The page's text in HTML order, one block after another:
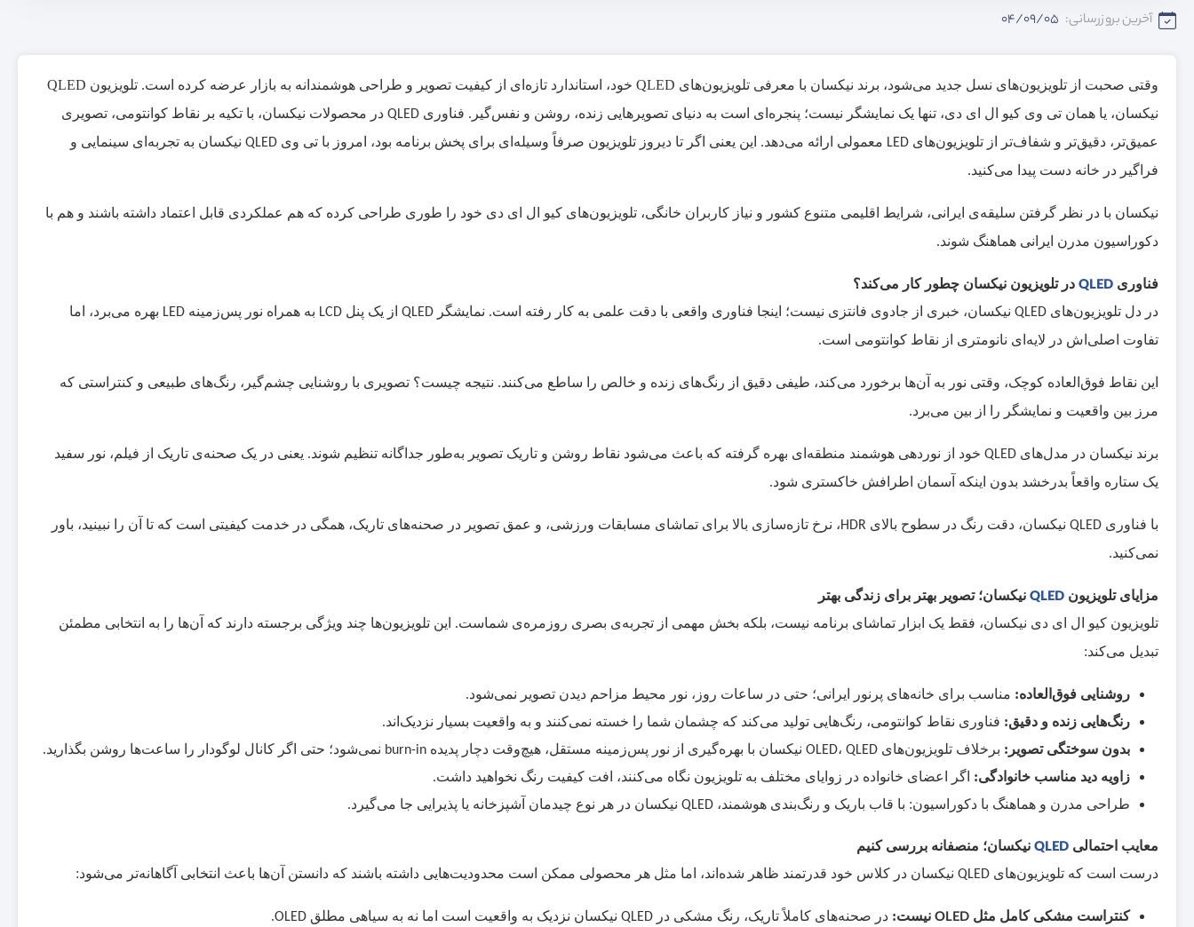
آخرین بروزرسانی: 04/09/05
وقتی صحبت از تلویزیون‌های نسل جدید می‌شود، برند نیکسان با معرفی تلویزیون‌های QLED خود، استاندارد تازه‌ای از کیفیت تصویر و طراحی هوشمندانه به بازار عرضه کرده است. تلویزیون QLED
نیکسان، یا همان تی وی کیو ال ای دی، تنها یک نمایشگر نیست؛ پنجره‌ای است به دنیای تصویرهایی زنده، روشن و نفس‌گیر. فناوری QLED در محصولات نیکسان، با تکیه بر نقاط کوانتومی، تصویری
عمیق‌تر، دقیق‌تر و شفاف‌تر از تلویزیون‌های LED معمولی ارائه می‌دهد. این یعنی اگر تا دیروز تلویزیون صرفاً وسیله‌ای برای پخش برنامه بود، امروز با تی وی QLED نیکسان به تجربه‌ای سینمایی و
فراگیر در خانه دست پیدا می‌کنید.
نیکسان با در نظر گرفتن سلیقه‌ی ایرانی، شرایط اقلیمی متنوع کشور و نیاز کاربران خانگی، تلویزیون‌های کیو ال ای دی خود را طوری طراحی کرده که هم عملکردی قابل اعتماد داشته باشند و هم با
دکوراسیون مدرن ایرانی هماهنگ شوند.
فناوری QLED در تلویزیون نیکسان چطور کار می‌کند؟
در دل تلویزیون‌های QLED نیکسان، خبری از جادوی فانتزی نیست؛ اینجا فناوری واقعی با دقت علمی به کار رفته است. نمایشگر QLED از یک پنل LCD به همراه نور پس‌زمینه LED بهره می‌برد، اما
تفاوت اصلی‌اش در لایه‌ای نانومتری از نقاط کوانتومی است.
این نقاط فوق‌العاده کوچک، وقتی نور به آن‌ها برخورد می‌کند، طیفی دقیق از رنگ‌های زنده و خالص را ساطع می‌کنند. نتیجه چیست؟ تصویری با روشنایی چشم‌گیر، رنگ‌های طبیعی و کنتراستی که
مرز بین واقعیت و نمایشگر را از بین می‌برد.
برند نیکسان در مدل‌های QLED خود از نوردهی هوشمند منطقه‌ای بهره گرفته که باعث می‌شود نقاط روشن و تاریک تصویر به‌طور جداگانه تنظیم شوند. یعنی در یک صحنه‌ی تاریک از فیلم، نور سفید
یک ستاره واقعاً بدرخشد بدون اینکه آسمان اطرافش خاکستری شود.
با فناوری QLED نیکسان، دقت رنگ در سطوح بالای HDR، نرخ تازه‌سازی بالا برای تماشای مسابقات ورزشی، و عمق تصویر در صحنه‌های تاریک، همگی در خدمت کیفیتی است که تا آن را نبینید، باور
نمی‌کنید.
مزایای تلویزیون QLED نیکسان؛ تصویر بهتر برای زندگی بهتر
تلویزیون کیو ال ای دی نیکسان، فقط یک ابزار تماشای برنامه نیست، بلکه بخش مهمی از تجربه‌ی بصری روزمره‌ی شماست. این تلویزیون‌ها چند ویژگی برجسته دارند که آن‌ها را به انتخابی مطمئن
تبدیل می‌کند:
روشنایی فوق‌العاده: مناسب برای خانه‌های پرنور ایرانی؛ حتی در ساعات روز، نور محیط مزاحم دیدن تصویر نمی‌شود.
رنگ‌هایی زنده و دقیق: فناوری نقاط کوانتومی، رنگ‌هایی تولید می‌کند که چشمان شما را خسته نمی‌کنند و به واقعیت بسیار نزدیک‌اند.
بدون سوختگی تصویر: برخلاف تلویزیون‌های OLED، QLED نیکسان با بهره‌گیری از نور پس‌زمینه مستقل، هیچ‌وقت دچار پدیده burn-in نمی‌شود؛ حتی اگر کانال لوگو‌دار را ساعت‌ها روشن بگذارید.
زاویه دید مناسب خانوادگی: اگر اعضای خانواده در زوایای مختلف به تلویزیون نگاه می‌کنند، افت کیفیت رنگ نخواهید داشت.
طراحی مدرن و هماهنگ با دکوراسیون: با قاب باریک و رنگ‌بندی هوشمند، QLED نیکسان در هر نوع چیدمان آشپزخانه یا پذیرایی جا می‌گیرد.
معایب احتمالی QLED نیکسان؛ منصفانه بررسی کنیم
درست است که تلویزیون‌های QLED نیکسان در کلاس خود قدرتمند ظاهر شده‌اند، اما مثل هر محصولی ممکن است محدودیت‌هایی داشته باشند که دانستن آن‌ها باعث انتخابی آگاهانه‌تر می‌شود:
کنتراست مشکی کامل مثل OLED نیست: در صحنه‌های کاملاً تاریک، رنگ مشکی در QLED نیکسان نزدیک به واقعیت است اما نه به سیاهی مطلق OLED
.